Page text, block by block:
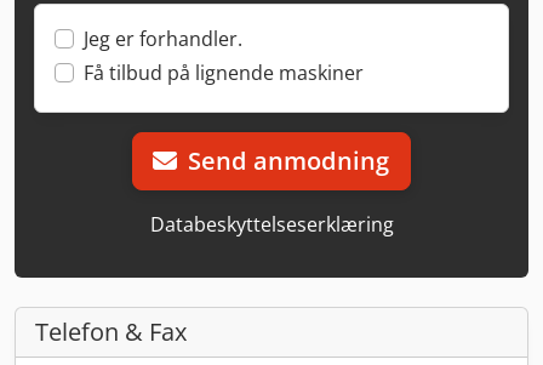
Jeg er forhandler.
Få tilbud på lignende maskiner
Send anmodning
Databeskyttelseserklæring
Telefon & Fax